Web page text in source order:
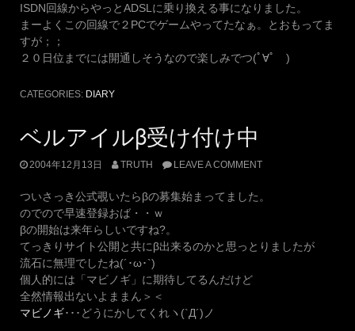
ISDN回線からやっとADSLに乗り換える事になりました。
まーよくこの回線で２PCでゲームやってたなぁ。とおもってま
すが；；
２０日位までには開通しそうなので楽しみでつ(ﾟ∀ﾟ )
CATEGORIES: DIARY
ベルアイルβ受け付け中
2004年12月13日 TRUTH LEAVE A COMMENT
ついさっき公式覗いたらβの募集始まってました。
のでので早速登録おば・・ｗ
βの開始は来年らしいですね?。
てっきりサイト公開と共にβ出来るのかと思っとりましたが
流石に無理でしたね(´･ω･`)
個人的には「マビノギ」に期待してるんだけど
全然情報出ないよままん＞＜
マビノギ･･･どうにかしてくれヽ(`Д´)ノ